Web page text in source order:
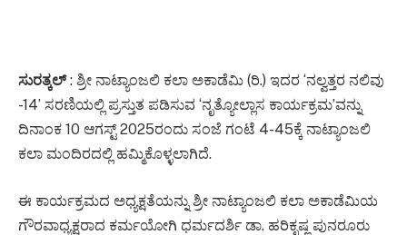
ಸುರತ್ಕಲ್: ಶ್ರೀ ನಾಟ್ಯಾಂಜಲಿ ಕಲಾ ಅಕಾಡೆಮಿ (ರಿ.) ಇದರ ‘ನಲ್ವತ್ತರ ನಲಿವು
-14’ ಸರಣಿಯಲ್ಲಿ ಪ್ರಸ್ತುತ ಪಡಿಸುವ ‘ನೃತ್ಯೋಲ್ಲಾಸ ಕಾರ್ಯಕ್ರಮ’ವನ್ನು
ದಿನಾಂಕ 10 ಆಗಸ್ಟ್ 2025ರಂದು ಸಂಜೆ ಗಂಟೆ 4-45ಕ್ಕೆ ನಾಟ್ಯಾಂಜಲಿ
ಕಲಾ ಮಂದಿರದಲ್ಲಿ ಹಮ್ಮಿಕೊಳ್ಳಲಾಗಿದೆ.
ಈ ಕಾರ್ಯಕ್ರಮದ ಅಧ್ಯಕ್ಷತೆಯನ್ನು ಶ್ರೀ ನಾಟ್ಯಾಂಜಲಿ ಕಲಾ ಅಕಾಡೆಮಿಯ
ಗೌರವಾಧ್ಯಕ್ಷರಾದ ಕರ್ಮಯೋಗಿ ಧರ್ಮದರ್ಶಿ ಡಾ. ಹರಿಕೃಷ್ಣ ಪುನರೂರು